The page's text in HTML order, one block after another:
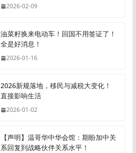
2026-02-09
油菜籽换来电动车！回国不用签证了！
全是好消息！
2026-01-16
2026新规落地，移民与减税大变化！
直接影响生活
2026-01-02
【声明】温哥华中华会馆：期盼加中关
系回复到战略伙伴关系水平！